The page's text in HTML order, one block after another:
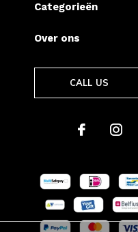
Categorieën
Over ons
CALL US